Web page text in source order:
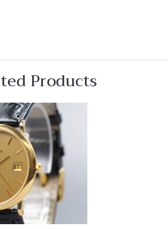
Products